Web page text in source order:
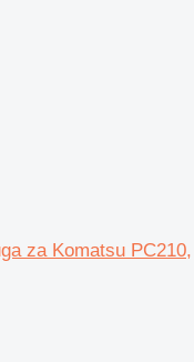
za Komatsu PC210,